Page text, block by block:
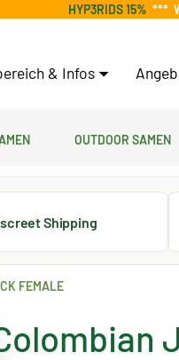
HYP3RIDS 15% ***
& Infos
Outdoor Samen
Shipping
FEMALE